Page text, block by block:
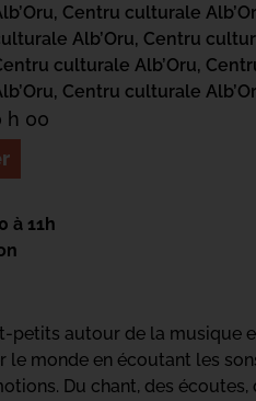
Centru culturale
Alb’Oru, Centru
culturale Alb’Oru,
Centru culturale
h 00
à 11h
petits autour de la musique
le monde en écoutant les
Du chant, des